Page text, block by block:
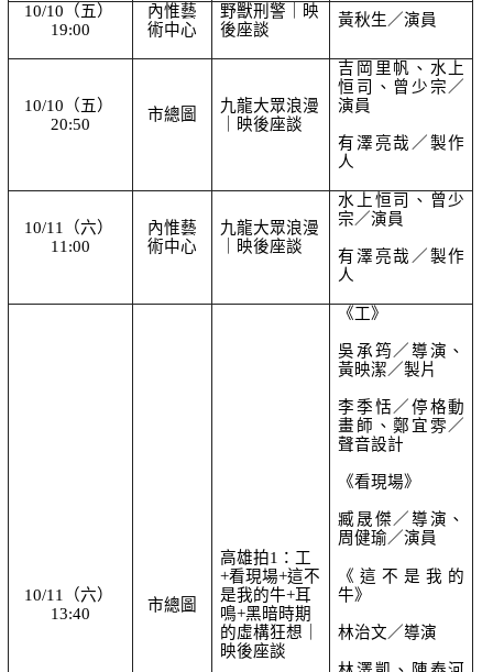
10/10（五）
19:00
內惟藝
術中心
野獸刑警｜映
後座談
黃秋生／演員
10/10（五）
20:50
市總圖
九龍大眾浪漫
｜映後座談
吉岡里帆、水上
恒司、曾少宗／
演員
有澤亮哉／製作
人
10/11（六）
11:00
內惟藝
術中心
九龍大眾浪漫
｜映後座談
水上恒司、曾少
宗／演員
有澤亮哉／製作
人
10/11（六）
13:40
市總圖
高雄拍1：工
+看現場+這不
是我的牛+耳
鳴+黑暗時期
的虛構狂想｜
映後座談
《工》
吳承筠／導演、
黃映潔／製片
李季恬 ／ 停格動
畫師、鄭宜雰 ／
聲音設計
《看現場》
臧晟傑／導演、
周健瑜／演員
《這不是我的
牛》
林治文／導演